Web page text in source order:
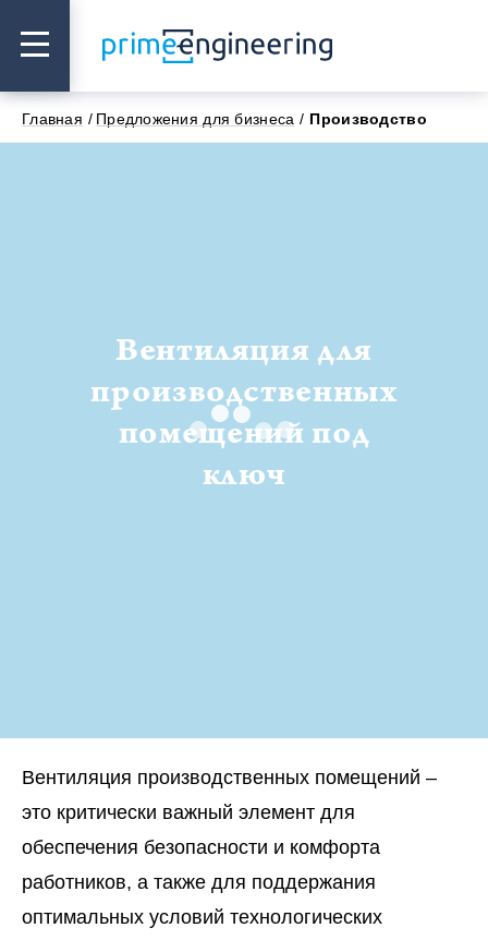
Главная Предложения для бизнеса Производство
Вентиляция для
производственных
помещений под
ключ
Вентиляция производственных помещений –
это критически важный элемент для
обеспечения безопасности и комфорта
работников, а также для поддержания
оптимальных условий технологических